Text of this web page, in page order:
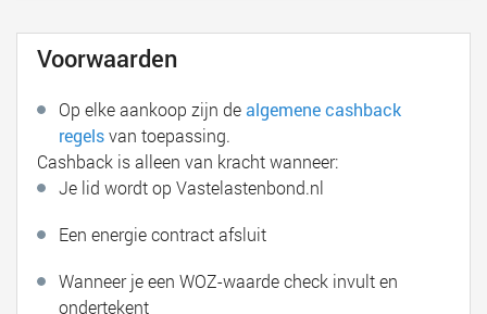
Voorwaarden
Op elke aankoop zijn dealgemene cashback
regelsvan toepassing.
Cashback is alleen van kracht wanneer:
Je lid wordt op Vastelastenbond.nl
Een energie contract afsluit
Wanneer je een WOZ-waarde check invult en
ondertekent